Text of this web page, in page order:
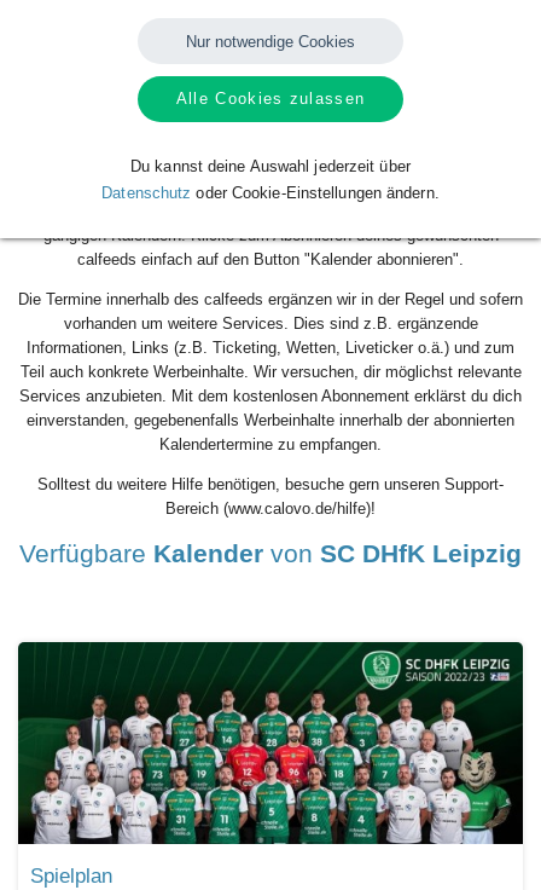
Smartphone, Tablet oder Desktop-PC integrieren? Kein Problem mit den
kostenlosen calfeeds von calovo. Einfach abonnieren und fertig! Das
Beste daran: sobald neue (Spiel-)Termine angelegt oder geändert
werden, aktualisiert sich dein Kalender automatisch. Du musst nach
und mühsam einzutragen gehört also der Vergangenheit an. Los geht´s!
gängigen Kalendern. Klicke zum Abonnieren deines gewünschten
calfeeds einfach auf den Button "Kalender abonnieren".
Die Termine innerhalb des calfeeds ergänzen wir in der Regel und sofern
vorhanden um weitere Services. Dies sind z.B. ergänzende
Informationen, Links (z.B. Ticketing, Wetten, Liveticker o.ä.) und zum
Teil auch konkrete Werbeinhalte. Wir versuchen, dir möglichst relevante
Services anzubieten. Mit dem kostenlosen Abonnement erklärst du dich
einverstanden, gegebenenfalls Werbeinhalte innerhalb der abonnierten
Kalendertermine zu empfangen.
Solltest du weitere Hilfe benötigen, besuche gern unseren Support-
Bereich (www.calovo.de/hilfe)!
Verfügbare Kalender von SC DHfK Leipzig
Spielplan
Nur notwendige Cookies
Alle Cookies zulassen
Du kannst deine Auswahl jederzeit über
Datenschutz oder Cookie-Einstellungen ändern.